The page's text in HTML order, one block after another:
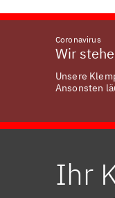
Coronavirus
Wir
Unsere
Ansonsten
Ihr